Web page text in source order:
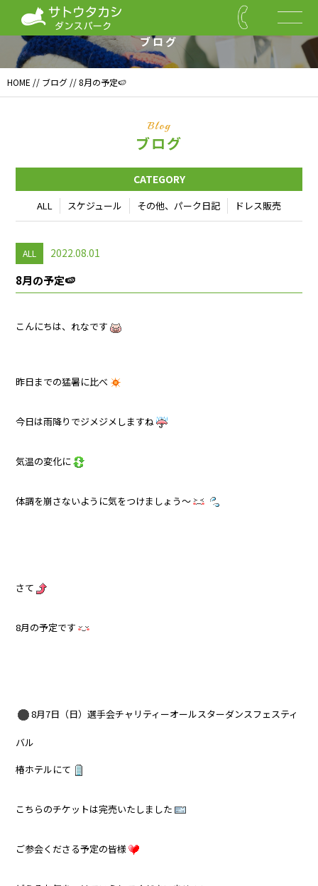
ブログ
HOME // ブログ // 8月の予定🍉
Blog
ブログ
CATEGORY
ALL スケジュール その他、パーク日記 ドレス販売
ALL 2022.08.01
8月の予定🍉
こんにちは、れなです
昨日までの猛暑に比べ
今日は雨降りでジメジメしますね
気温の変化に
体調を崩さないように気をつけましょう～
さて
8月の予定です
8月7日（日）選手会チャリティーオールスターダンスフェスティ
バル
椿ホテルにて
こちらのチケットは完売いたしました
ご参会くださる予定の皆様